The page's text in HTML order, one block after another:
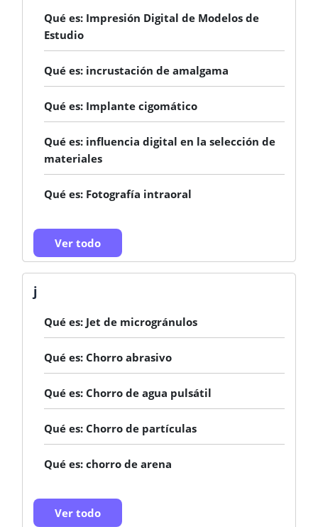
Qué es: Impresión Digital de Modelos de
Estudio
Qué es: incrustación de amalgama
Qué es: Implante cigomático
Qué es: influencia digital en la selección de
materiales
Qué es: Fotografía intraoral
Ver todo
j
Qué es: Jet de microgránulos
Qué es: Chorro abrasivo
Qué es: Chorro de agua pulsátil
Qué es: Chorro de partículas
Qué es: chorro de arena
Ver todo